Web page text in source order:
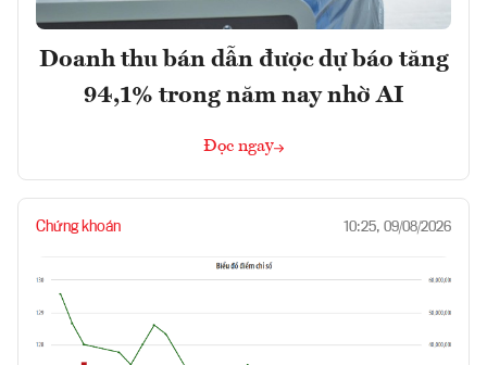
Doanh thu bán dẫn được dự báo tăng
94,1% trong năm nay nhờ AI
Đọc ngay
Chứng khoán 10:25, 09/08/2026